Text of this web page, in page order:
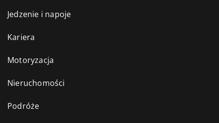
Jedzenie i napoje
Kariera
Motoryzacja
Nieruchomości
Podróże